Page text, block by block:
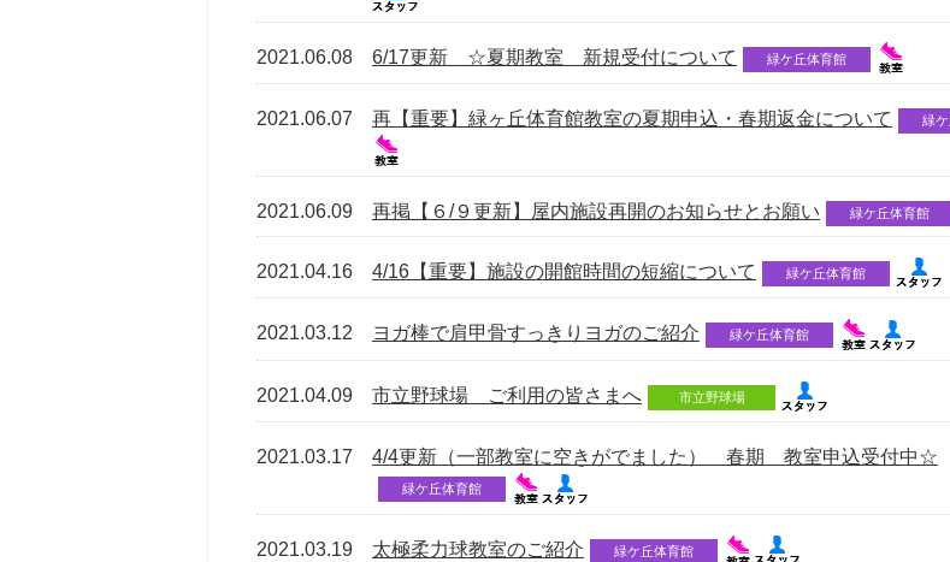
2021.06.08 6/17更新 ☆夏期教室 新規受付について 緑ケ丘体育館
2021.06.07 再【重要】緑ヶ丘体育館教室の夏期申込・春期返金について 緑
2021.06.09 再掲【６/９更新】屋内施設再開のお知らせとお願い 緑ケ丘体育館
2021.04.16 4/16【重要】施設の開館時間の短縮について 緑ケ丘体育館
2021.03.12 ヨガ棒で肩甲骨すっきりヨガのご紹介 緑ケ丘体育館
2021.04.09 市立野球場 ご利用の皆さまへ 市立野球場
2021.03.17 4/4更新（一部教室に空きがでました） 春期 教室申込受付中☆
緑ケ丘体育館
2021.03.19 太極柔力球教室のご紹介 緑ケ丘体育館